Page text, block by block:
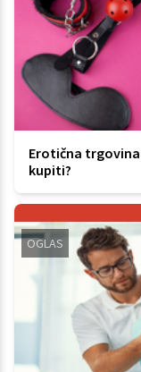
Erotična
kupiti?
OGLAS